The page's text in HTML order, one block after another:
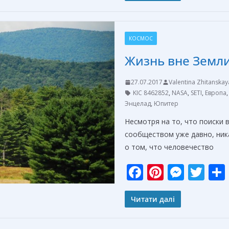
o
o
k er
КОСМОС
Жизнь вне
27.07.2017 Valentina
KIC 8462852, NASA, SETI, Европа,
Энцелад, Юпитер
Несмотря на то, что поиски
сообществом уже давно,
о том, что человечество
F
ac
e
Pi
nt
er
M T
Читати далі